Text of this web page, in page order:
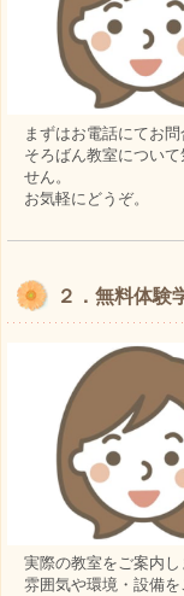
まずはお電話にてお問
そろばん教室につい
せん。
お気軽にどうぞ。
２．無料体験
実際の教室をご案内し
雰囲気や環境・設備を